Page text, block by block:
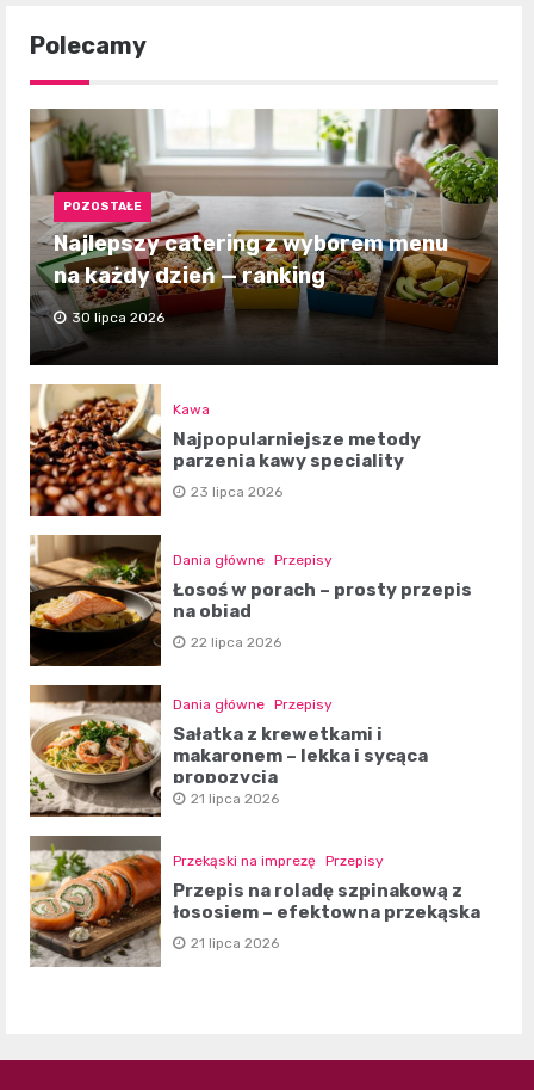
Polecamy
POZOSTAŁE
Najlepszy catering z wyborem menu
na każdy dzień — ranking
30 lipca 2026
Kawa
Najpopularniejsze metody
parzenia kawy speciality
23 lipca 2026
Dania główne Przepisy
Łosoś w porach – prosty przepis
na obiad
22 lipca 2026
Dania główne Przepisy
Sałatka z krewetkami i
makaronem – lekka i sycąca
propozycja
21 lipca 2026
Przekąski na imprezę Przepisy
Przepis na roladę szpinakową z
łososiem – efektowna przekąska
21 lipca 2026